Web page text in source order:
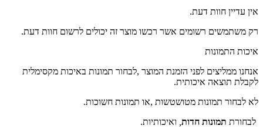
אין עדיין חוות דעת.
רק משתמשים רשומים אשר רכשו מוצר זה יכולים לרשום חוות דעת.
איכות התמונות
אנחנו ממליצים לפני הזמנת המוצר ,לבחור תמונות באיכות מקסימלית
לקבלת תוצאה איכותית.
לא לבחור תמונות מטושטשות ,או תמונות חשוכות.
לבחורת תמונות חדות ואיכותיות.